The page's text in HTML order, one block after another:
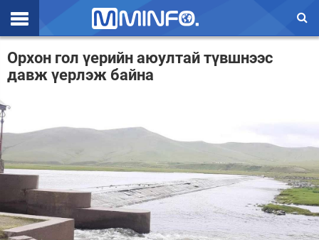
Эхлэл
Цаг агаар
Валют ханш
Улс төр
Эдийн засаг
Үзэл бодол
Спорт
Орхон гол үерийн аюултай түвшнээс
давж үерлэж байна